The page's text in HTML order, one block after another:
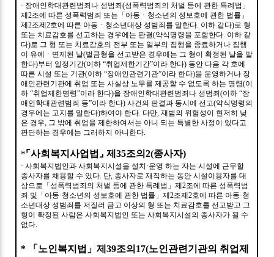
· 장애인학대관련범죄나 성범죄(성폭력범죄의 처벌 등에 관한 특례법 」
제2조에 따른 성폭력범죄 또는 「아동ㆍ청소년의 성보호에 관한 법률 」
제2조제2호에 따른 아동ㆍ청소년대상 성범죄를 말한다. 이하 같다)로 형
또는 치료감호를 선고하는 경우에는 판결(약식명령을 포함한다. 이하 같
다)로 그 형 또는 치료감호의 전부 또는 일부의 집행을 종료하거나 집행
이 유예ㆍ면제된 날(벌금형을 선고받은 경우에는 그 형이 확정된 날을 말
한다)부터 일정기간(이하“취업제한기간”이라 한다) 동안 다음 각 호에
따른 시설 또는 기관(이하“장애인관련기관”이라 한다)을 운영하거나 장
애인관련기관에 취업 또는 사실상 노무를 제공할 수 없도록 하는 명령(이
하“취업제한명령”이라 한다)을 장애인학대관련범죄나 성범죄(이하“장
애인학대관련범죄 등”이라 한다)사건의 판결과 동시에 선고(약식명령의
경우에는 고지를 말한다)하여야 한다. 다만,재범의 위험성이 현저히 낮
은 경우, 그 밖에 취업을 제한하여서는 아니 되는 특별한 사정이 있다고
판단하는 경우에는 그러하지 아니한다.
*⌜사회복지사업법 ⌟제35조의2(종사자)
·사회복지법인과 사회복지시설을 설치·운영 하는 자는 시설에 근무할
종사자를 채용할 수 있다. 단, 종사자로 재직하는 동안 시설이용자를 대
상으로 「성폭력범죄의 처벌 등에 관한 특례법 」제2조에 따른 성폭력범
죄 및 「아동·청소년의 성보호에 관한 법률 」제2조제2호에 따른 아동·청
소년대상 성범죄를 저질러 금고 이상의 형 또는 치료감호를 선고받고 그
형이 확정된 사람은 사회복지법인 또는 사회복지시설의 종사자가 될 수
없다.
* 「 노인복지법 」제39조의 17(노인관련기관의 취업제